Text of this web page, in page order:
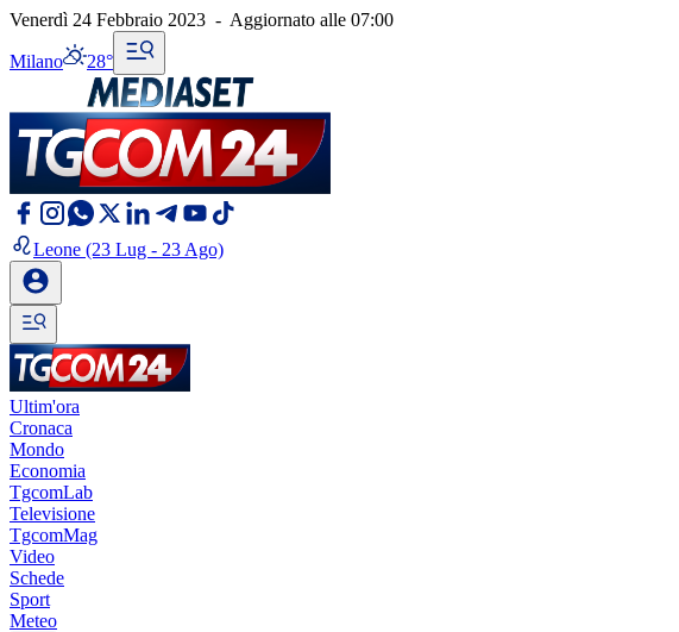
Venerdì 24 Febbraio 2023 - Aggiornato alle 07:00
Milano 28°
Leone (23 Lug - 23 Ago)
Ultim'ora
Cronaca
Mondo
Economia
TgcomLab
Televisione
TgcomMag
Video
Schede
Sport
Meteo